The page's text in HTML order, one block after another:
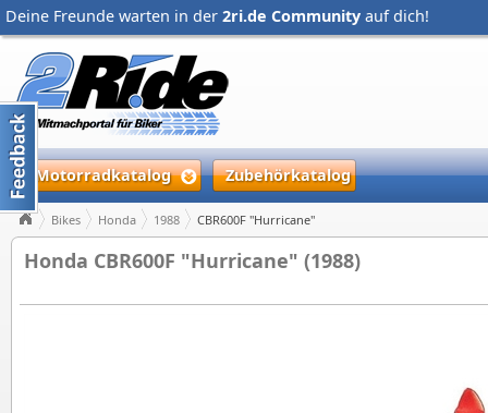
Deine Freunde warten in der 2ri.de Community auf dich!
Motorradkatalog Zubehörkatalog
Bikes Honda 1988 CBR600F "Hurricane"
Honda CBR600F "Hurricane" (1988)